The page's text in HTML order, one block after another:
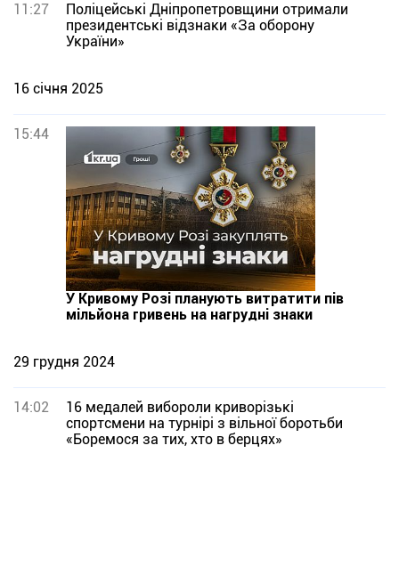
11:27
Поліцейські Дніпропетровщини отримали
президентські відзнаки «За оборону
України»
16 січня 2025
15:44
У Кривому Розі планують витратити пів
мільйона гривень на нагрудні знаки
29 грудня 2024
14:02
16 медалей вибороли криворізькі
спортсмени на турнірі з вільної боротьби
«Боремося за тих, хто в берцях»